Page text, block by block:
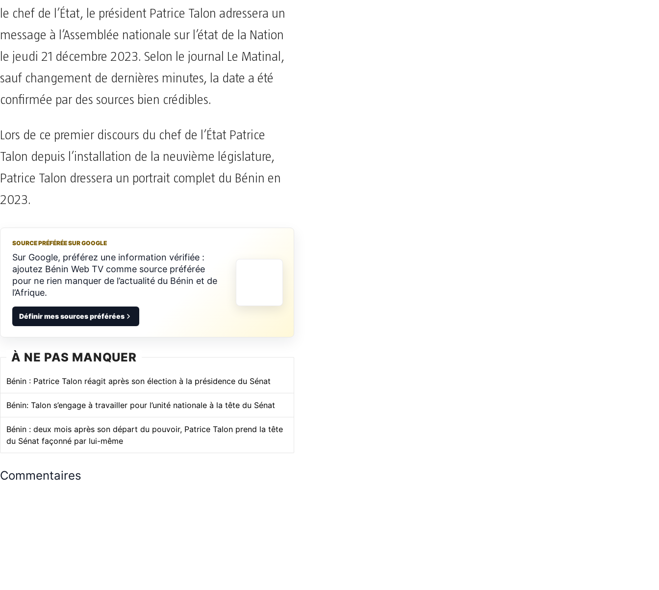
le chef de l’État, le président Patrice Talon adressera un
message à l’Assemblée nationale sur l’état de la Nation
le jeudi 21 décembre 2023. Selon le journal Le Matinal,
sauf changement de dernières minutes, la date a été
confirmée par des sources bien crédibles.
Lors de ce premier discours du chef de l’État Patrice
Talon depuis l’installation de la neuvième législature,
Patrice Talon dressera un portrait complet du Bénin en
2023.
SOURCE PRÉFÉRÉE SUR GOOGLE
Sur Google, préférez une information vérifiée :
ajoutez Bénin Web TV comme source préférée
pour ne rien manquer de l’actualité du Bénin et de
l’Afrique.
Définir mes sources préférées
À NE PAS MANQUER
Bénin : Patrice Talon réagit après son élection à la présidence du Sénat
Bénin: Talon s’engage à travailler pour l’unité nationale à la tête du Sénat
Bénin : deux mois après son départ du pouvoir, Patrice Talon prend la tête
du Sénat façonné par lui-même
Commentaires